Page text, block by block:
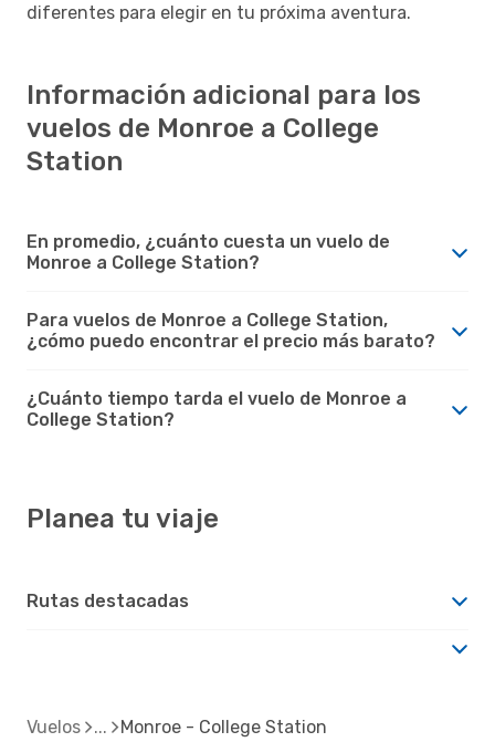
diferentes para elegir en tu próxima aventura.
Información adicional para los
vuelos de Monroe a College
Station
En promedio, ¿cuánto cuesta un vuelo de
Monroe a College Station?
Para vuelos de Monroe a College Station,
¿cómo puedo encontrar el precio más barato?
¿Cuánto tiempo tarda el vuelo de Monroe a
College Station?
Planea tu viaje
Rutas destacadas
Vuelos Monroe - College Station